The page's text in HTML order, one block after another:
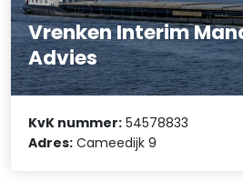
Vrenken Interim
Advies
KvK nummer: 54578833
Adres: Cameedijk 9